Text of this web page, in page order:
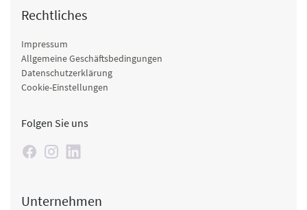
Rechtliches
Impressum
Allgemeine Geschäftsbedingungen
Datenschutzerklärung
Cookie-Einstellungen
Folgen Sie uns
Unternehmen